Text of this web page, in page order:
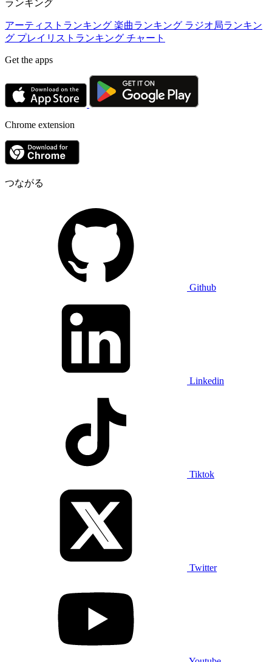
ランキング
アーティストランキング 楽曲ランキング ラジオ局ランキン
グ プレイリストランキング チャート
Get the apps
Chrome extension
つながる
Github
Linkedin
Tiktok
Twitter